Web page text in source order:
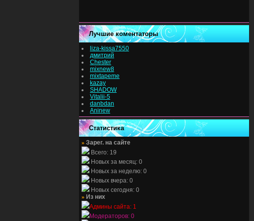
Лучшие коментаторы
liza-kissa7550
дмитрий
Chester
mixnew8
mixtapeme
kazay
SHADOW
Vitalii-5
danbdan
Aninew
Статистика
» Зарег. на сайте
Всего: 19
Новых за месяц: 0
Новых за неделю: 0
Новых вчера: 0
Новых сегодня: 0
» Из них
Админы сайта: 1
Модераторов: 0